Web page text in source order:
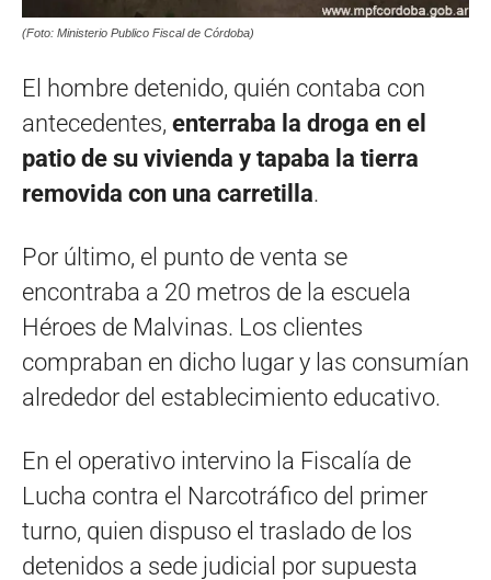
(Foto: Ministerio Publico Fiscal de Córdoba)
El hombre detenido, quién contaba con
antecedentes, enterraba la droga en el
patio de su vivienda y tapaba la tierra
removida con una carretilla.
Por último, el punto de venta se
encontraba a 20 metros de la escuela
Héroes de Malvinas. Los clientes
compraban en dicho lugar y las consumían
alrededor del establecimiento educativo.
En el operativo intervino la Fiscalía de
Lucha contra el Narcotráfico del primer
turno, quien dispuso el traslado de los
detenidos a sede judicial por supuesta